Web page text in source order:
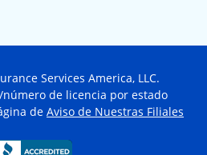
Services America, LLC.
de licencia por estado
de Aviso de Nuestras Filiales